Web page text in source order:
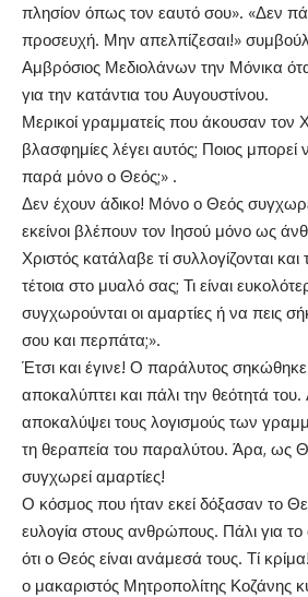
πλησίον όπως τον εαυτό σου». «Δεν
προσευχή. Μην απελπίζεσαι!»
Αμβρόσιος Μεδιολάνων την Μόνικα
για την κατάντια του Αυγουστίνου.
Μερικοί γραμματείς που άκουσαν τον
βλασφημίες λέγει αυτός; Ποιος
παρά μόνο ο Θεός;» .
Δεν έχουν άδικο! Μόνο ο Θεός
εκείνοι βλέπουν τον Ιησού μόνο ως
Χριστός κατάλαβε τί συλλογίζονται και
τέτοια στο μυαλό σας; Τι είναι
συγχωρούνται οι αμαρτίες ή να πεις
σου και περπάτα;».
Έτσι και έγινε! Ο παράλυτος
αποκαλύπτει και πάλι την θεότητά
αποκαλύψει τους λογισμούς των
τη θεραπεία του παραλύτου. Άρα, ως
συγχωρεί αμαρτίες!
Ο κόσμος που ήταν εκεί δόξασαν το
ευλογία στους ανθρώπους. Πάλι για το
ότι ο Θεός είναι ανάμεσά τους. Τί
ο μακαριστός Μητροπολίτης Κοζάνης